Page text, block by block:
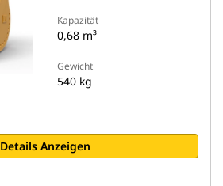
Kapazität
0,68 m³
Gewicht
540 kg
Details Anzeigen